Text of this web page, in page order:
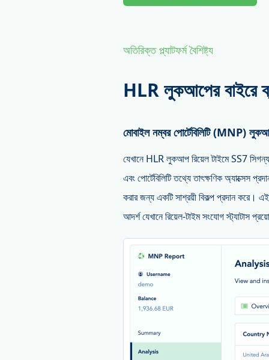
অতিরিক্ত প্ল্যাটফর্ম বৈশিষ্ট্য
HLR লুকআপের বাইরে
মোবাইল নম্বর পোর্টেবিলিটি (MNP)
যেখানে HLR লুকআপ রিয়েল টাইমে SS7
এবং পোর্টেবিলিটি তথ্যে তাৎক্ষণিক অ্যাক্সেস
করার জন্য একটি সাশ্রয়ী বিকল্প প্রদান করে।
আদর্শ যেখানে রিয়েল-টাইম সংযোগ স্ট্যাটাস